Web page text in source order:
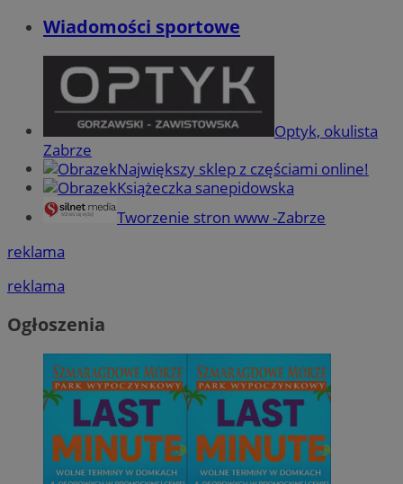
Wiadomości sportowe
Optyk, okulista
Zabrze
Największy sklep z częściami online!
Książeczka sanepidowska
Tworzenie stron www -Zabrze
reklama
reklama
Ogłoszenia